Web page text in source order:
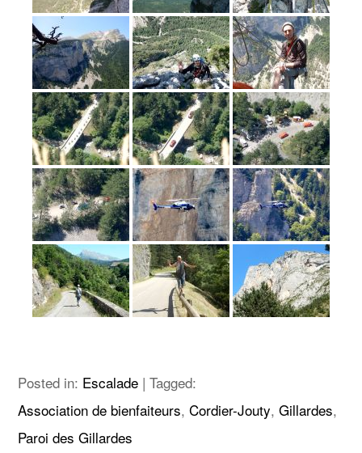
Posted in: Escalade |Tagged:
Association de bienfaiteurs,Cordier-Jouty,Gillardes,
Paroi des Gillardes